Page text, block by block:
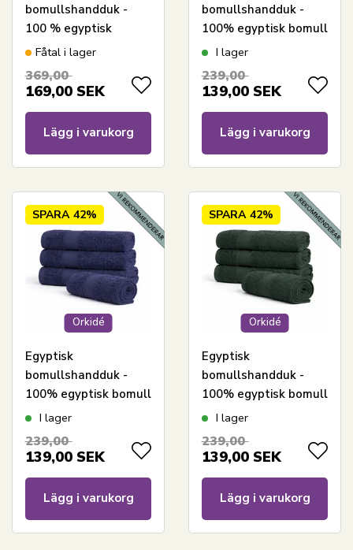
bomullshandduk -
100 % egyptisk
bomull - 50x100 cm -
Fåtal i lager
369,00
169,00 SEK
Lägg i varukorg
bomullshandduk -
100% egyptisk bomull
- Gästhandduk 40x60
Antracitgrå
I lager
239,00
139,00 SEK
Lägg i varukorg
Orkidé
SPARA 42%
Egyptisk
bomullshandduk -
100% egyptisk bomull
- Gästhandduk 40x60
I lager
239,00
139,00 SEK
Lägg i varukorg
Orkidé
SPARA 42%
Egyptisk
bomullshandduk -
100% egyptisk bomull
- Gästhandduk 40x60
Mörkgrön
I lager
239,00
139,00 SEK
Lägg i varukorg